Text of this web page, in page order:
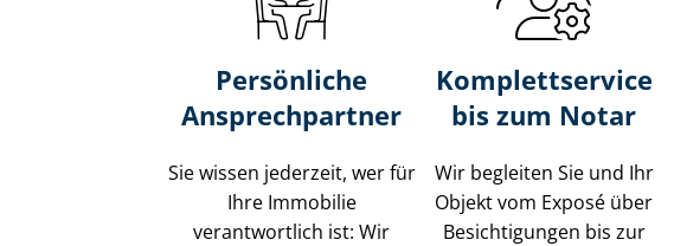
Persönliche
Ansprechpartner
Sie wissen jederzeit, wer für
Ihre Immobilie
verantwortlich ist: Wir
Komplettservice
bis zum Notar
Wir begleiten Sie und Ihr
Objekt vom Exposé über
Besichtigungen bis zur